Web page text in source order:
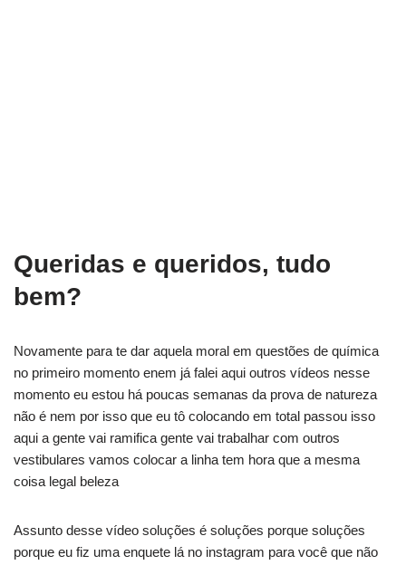
Queridas e queridos, tudo
bem?
Novamente para te dar aquela moral em questões de química
no primeiro momento enem já falei aqui outros vídeos nesse
momento eu estou há poucas semanas da prova de natureza
não é nem por isso que eu tô colocando em total passou isso
aqui a gente vai ramifica gente vai trabalhar com outros
vestibulares vamos colocar a linha tem hora que a mesma
coisa legal beleza
Assunto desse vídeo soluções é soluções porque soluções
porque eu fiz uma enquete lá no instagram para você que não